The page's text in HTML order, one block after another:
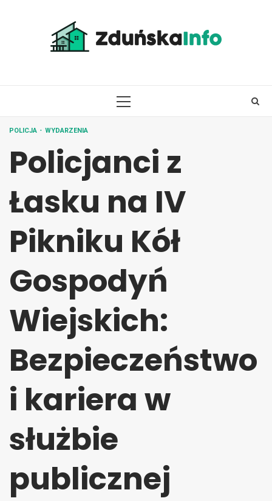
PRIMARY
POLICJA WYDARZENIA
Policjanci z
Łasku na IV
Pikniku Kół
Gospodyń
Wiejskich:
Bezpieczeństwo
i kariera w
służbie
publicznej